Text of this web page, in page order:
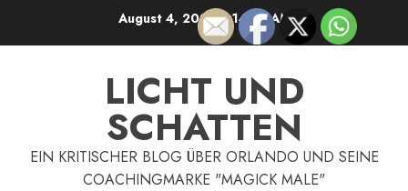
August 4, 20262:14:46 AM
LICHT UND
SCHATTEN
EIN KRITISCHER BLOG ÜBER ORLANDO UND SEINE
COACHINGMARKE "MAGICK MALE"